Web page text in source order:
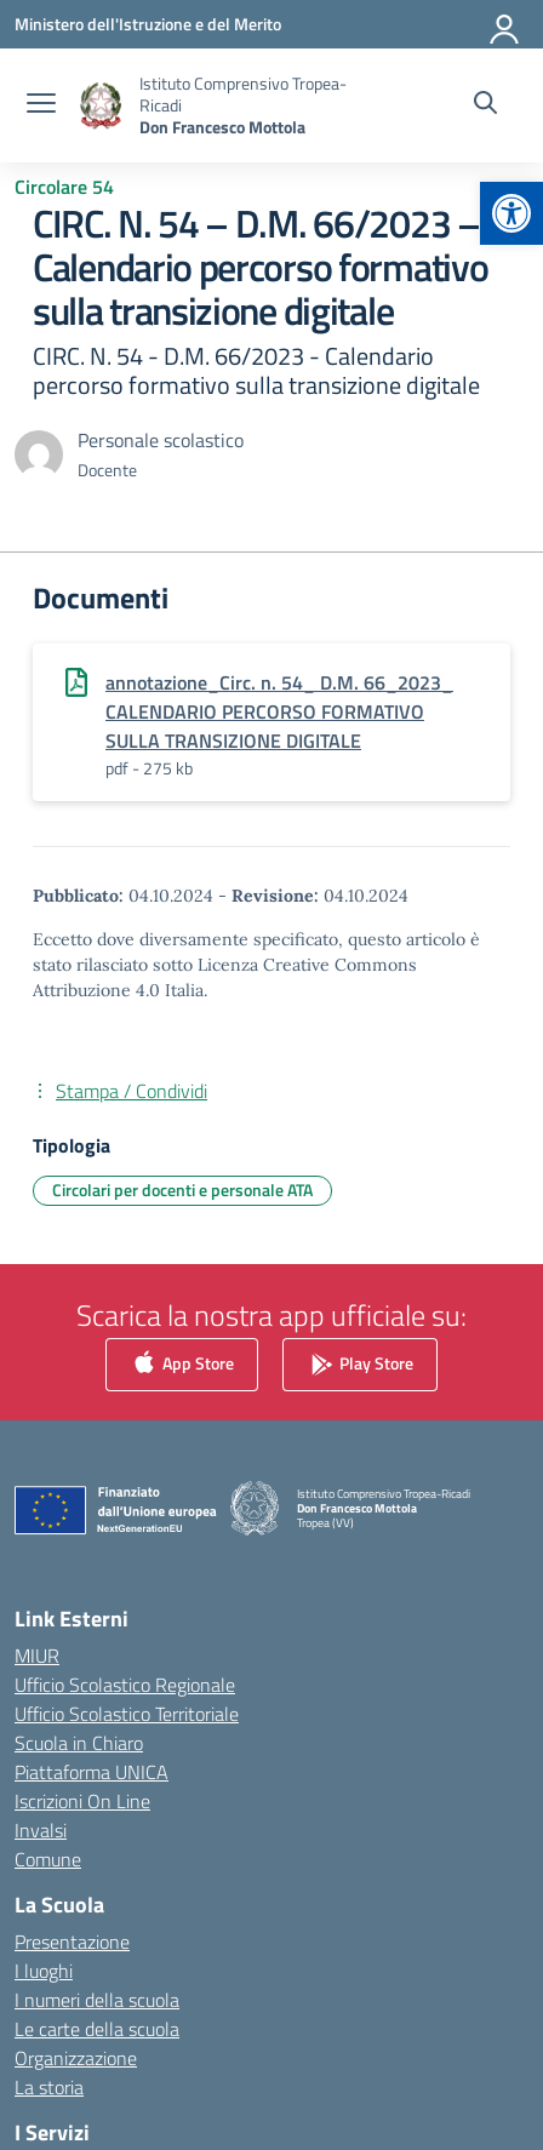
Vai ai contenuti
Vai al menu di navigazione
Vai al footer
Ministero dell'Istruzione e del Merito
Istituto Comprensivo Tropea-
Ricadi
Don Francesco Mottola
Circolare 54
CIRC. N. 54 – D.M. 66/2023 –
Calendario percorso formativo
sulla transizione digitale
CIRC. N. 54 - D.M. 66/2023 - Calendario
percorso formativo sulla transizione digitale
Personale scolastico
Docente
Documenti
annotazione_Circ. n. 54_ D.M. 66_2023_
CALENDARIO PERCORSO FORMATIVO
SULLA TRANSIZIONE DIGITALE
pdf - 275 kb
Pubblicato: 04.10.2024 - Revisione: 04.10.2024
Eccetto dove diversamente specificato, questo articolo è
stato rilasciato sotto Licenza Creative Commons
Attribuzione 4.0 Italia.
Stampa / Condividi
Tipologia
Circolari per docenti e personale ATA
Scarica la nostra app ufficiale su:
App Store Play Store
Istituto Comprensivo Tropea-Ricadi
Don Francesco Mottola
Tropea (VV)
— Visita la pagina iniziale della scuola
Link Esterni
MIUR
Ufficio Scolastico Regionale
Ufficio Scolastico Territoriale
Scuola in Chiaro
Piattaforma UNICA
Iscrizioni On Line
Invalsi
Comune
La Scuola
Presentazione
I luoghi
I numeri della scuola
Le carte della scuola
Organizzazione
La storia
I Servizi